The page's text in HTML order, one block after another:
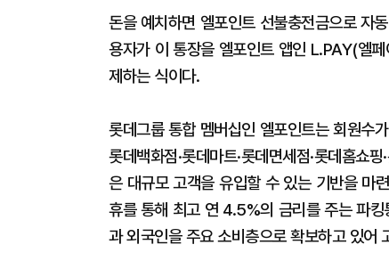
돈을 예치하면 엘포인트 선불충전금으로 자
용자가 이 통장을 엘포인트 앱인 L.PAY(엘
제하는 식이다.
롯데그룹 통합 멤버십인 엘포인트는 회원수
롯데백화점·롯데마트·롯데면세점·롯데홈쇼
은 대규모 고객을 유입할 수 있는 기반을 마
휴를 통해 최고 연 4.5%의 금리를 주는 파
과 외국인을 주요 소비층으로 확보하고 있어